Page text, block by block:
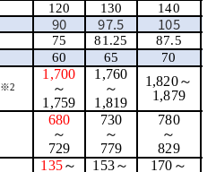
120 130
140
90 97.5 105
75 81.25 87.5
60 65 70
※2
1,700
～
1,759
1,760
～
1,819
1,820～
1,879
680
～
729
730
～
779
780
～
829
135～
153～
170 ～